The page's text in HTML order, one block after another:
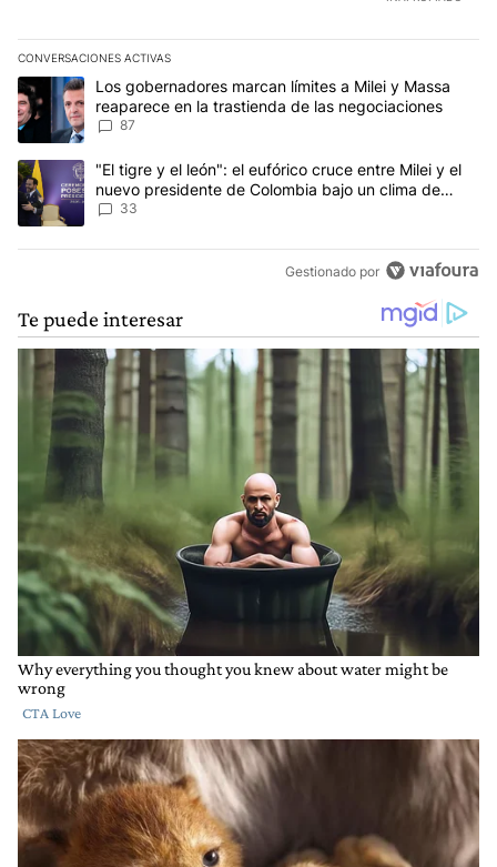
CONVERSACIONES ACTIVAS
Este listado muestra los artículos con más comentarios en los
Un artículo de tendencia con el título "Los gobernadores marcan
Los gobernadores marcan límites a Milei y Massa
reaparece en la trastienda de las negociaciones
87
Un artículo de tendencia con el título ""El tigre y el león": el
"El tigre y el león": el eufórico cruce entre Milei y el
nuevo presidente de Colombia bajo un clima de
máxima tensión
33
Gestionado por